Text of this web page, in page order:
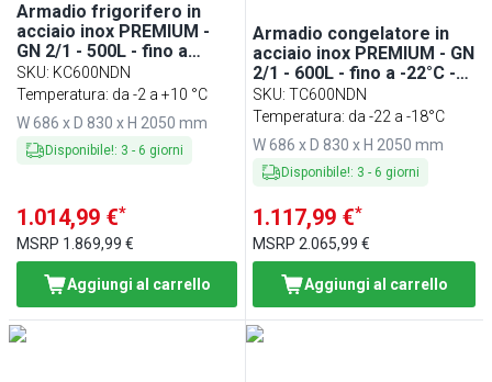
Armadio frigorifero in
acciaio inox PREMIUM -
GN 2/1 - 500L - fino a
+10°C - con 1 porta -
ventilato; LED
SKU: KC600NDN
Temperatura: da -2 a +10 °C
W 686 x D 830 x H 2050 mm
Disponibile!: 3 - 6 giorni
1.014,99 €*
MSRP 1.869,99 €
Aggiungi al carrello
Armadio congelatore in
acciaio inox PREMIUM - GN
2/1 - 600L - fino a -22°C -
con 1 porta - ventilato;
LED; Binari & Griglie
SKU:TC600NDN
Temperatura: da -22 a -18°C
W 686 x D 830 x H 2050 mm
Disponibile!: 3 - 6 giorni
1.117,99 €*
MSRP2.065,99 €
Aggiungi al carrello